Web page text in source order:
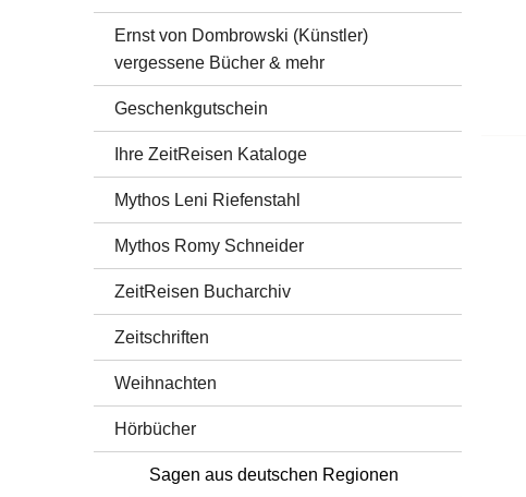
Ernst von Dombrowski (Künstler)
vergessene Bücher & mehr
Geschenkgutschein
Ihre ZeitReisen Kataloge
Mythos Leni Riefenstahl
Mythos Romy Schneider
ZeitReisen Bucharchiv
Zeitschriften
Weihnachten
Hörbücher
Sagen aus deutschen Regionen